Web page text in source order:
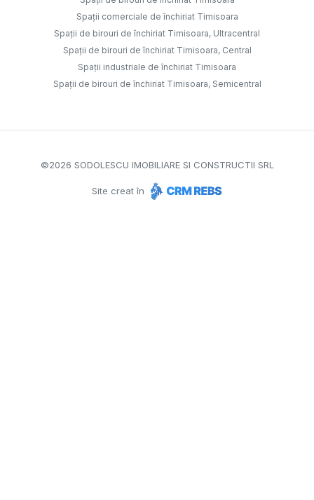
Spații comerciale de închiriat Timisoara
Spații de birouri de închiriat Timisoara, Ultracentral
Spații de birouri de închiriat Timisoara, Central
Spații industriale de închiriat Timisoara
Spații de birouri de închiriat Timisoara, Semicentral
©2026 SODOLESCU IMOBILIARE SI CONSTRUCTII SRL
Site creat în